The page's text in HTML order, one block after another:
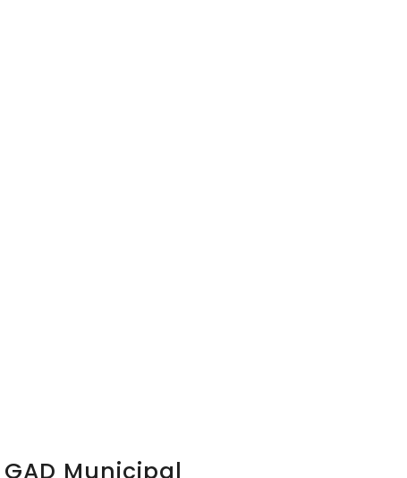
GAD Municipal